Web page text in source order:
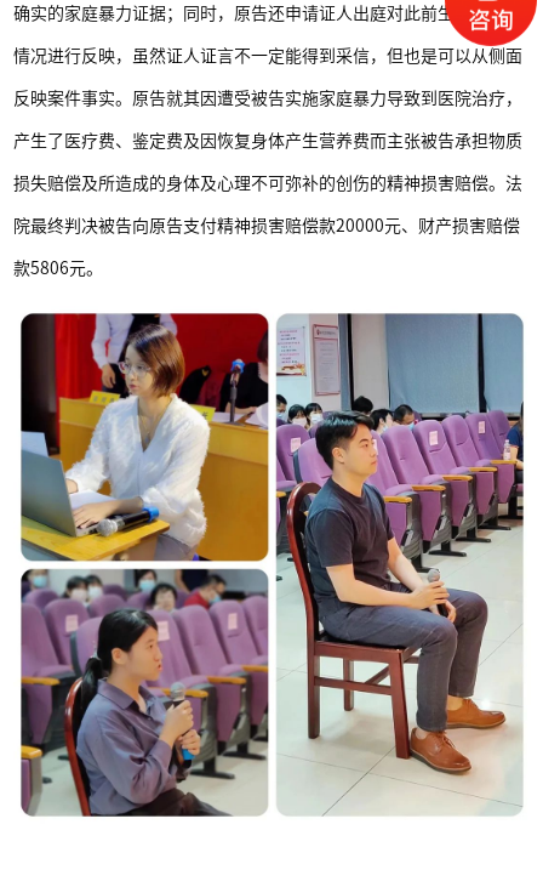
确实的家庭暴力证据；同时，原告还申请证人出庭对此前生活接触的
情况进行反映，虽然证人证言不一定能得到采信，但也是可以从侧面
反映案件事实。原告就其因遭受被告实施家庭暴力导致到医院治疗，
产生了医疗费、鉴定费及因恢复身体产生营养费而主张被告承担物质
损失赔偿及所造成的身体及心理不可弥补的创伤的精神损害赔偿。法
院最终判决被告向原告支付精神损害赔偿款20000元、财产损害赔偿
款5806元。